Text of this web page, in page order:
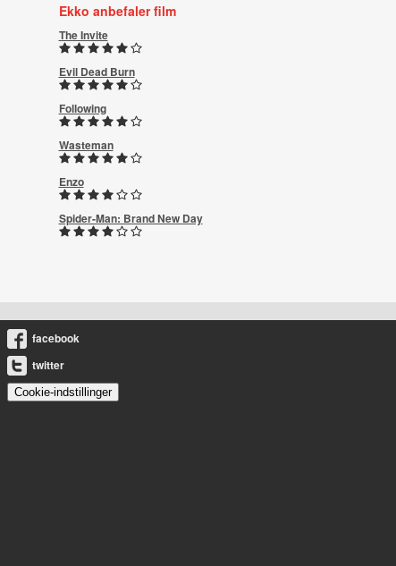
Ekko anbefaler film
The Invite
Evil Dead Burn
Following
Wasteman
Enzo
Spider-Man: Brand New Day
facebook
twitter
Cookie-indstillinger